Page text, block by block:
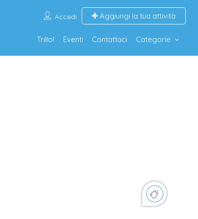
Accedi Aggiungi la tua attività
Trillo! Eventi Contattaci Categorie